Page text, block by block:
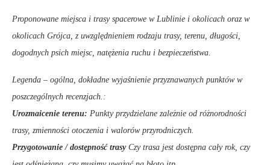
Proponowane miejsca i trasy spacerowe w Lublinie i okolicach oraz w
okolicach Grójca, z uwzględnieniem rodzaju trasy, terenu, długości,
dogodnych psich miejsc, natężenia ruchu i bezpieczeństwa.
Legenda – ogólna, dokładne wyjaśnienie przyznawanych punktów w
poszczególnych recenzjach.:
Urozmaicenie terenu: Punkty przydzielane zależnie od różnorodności
trasy, zmienności otoczenia i walorów przyrodniczych.
Przygotowanie / dostępność trasyCzy trasa jest dostępna cały rok, czy